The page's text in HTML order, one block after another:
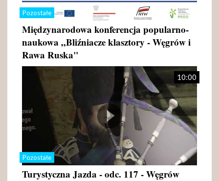
Pozostałe
Międzynarodowa konferencja popularno-
naukowa „Bliźniacze klasztory - Węgrów i
Rawa Ruska"
Pozostałe
10:00
Turystyczna Jazda - odc. 117 - Węgrów